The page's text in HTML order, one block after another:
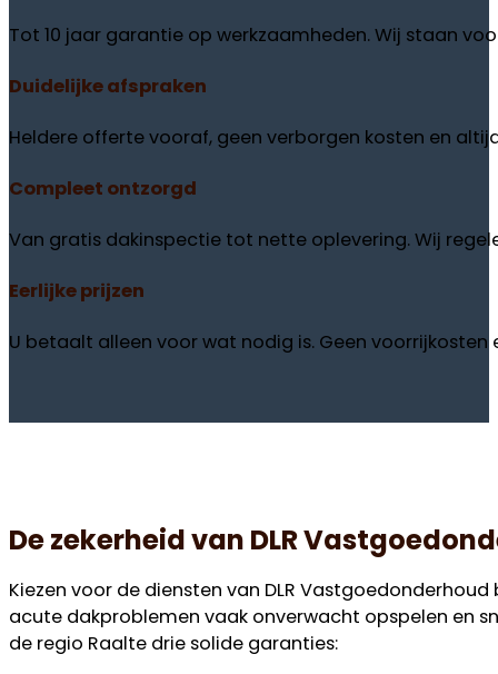
Tot 10 jaar garantie op werkzaamheden. Wij staan
Duidelijkeafspraken
Heldere offerte vooraf, geen verborgen kosten en
Compleet ontzorgd
Van gratis dakinspectie tot nette oplevering. Wij
Eerlijkeprijzen
U betaalt alleen voor wat nodig is. Geen
De zekerheid van DLR
Kiezen voor de diensten van DLR
acute dakproblemen vaak onverwacht opspelen en
de regio Raalte drie solide garanties: